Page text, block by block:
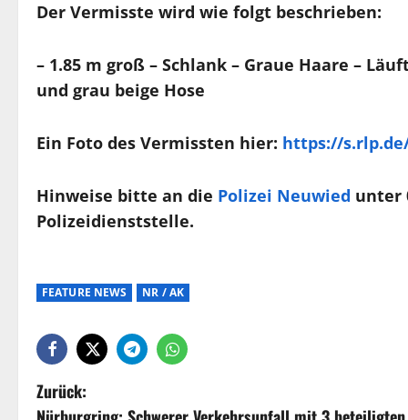
Der Vermisste wird wie folgt beschrieben:
– 1.85 m groß – Schlank – Graue Haare –
und grau beige Hose
Ein Foto des Vermissten hier: https://
Hinweise bitte an die Polizei Neuwied unter
Polizeidienststelle.
FEATURE NEWS NR / AK
Zurück: